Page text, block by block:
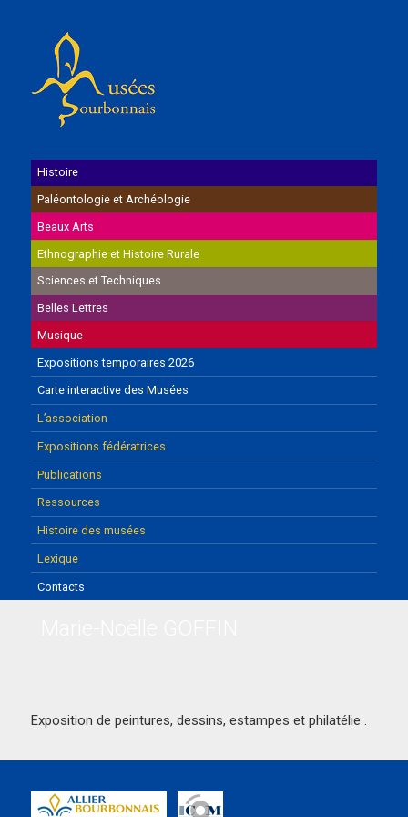
Histoire
Paléontologie et Archéologie
Beaux Arts
Ethnographie et Histoire Rurale
Sciences et Techniques
Belles Lettres
Musique
Expositions temporaires 2026
Carte interactive des Musées
L’association
Expositions fédératrices
Publications
Ressources
Histoire des musées
Lexique
Contacts
Exposition de peintures, dessins, estampes et philatélie .